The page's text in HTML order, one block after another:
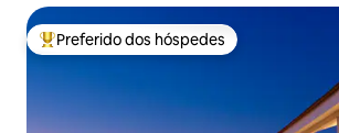
Entre os melhores preferidos dos hóspedes
Preferido dos hóspedes